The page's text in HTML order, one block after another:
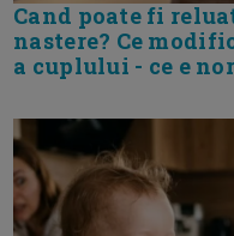
Cand poate fi
nastere? Ce
a cuplului - ce e